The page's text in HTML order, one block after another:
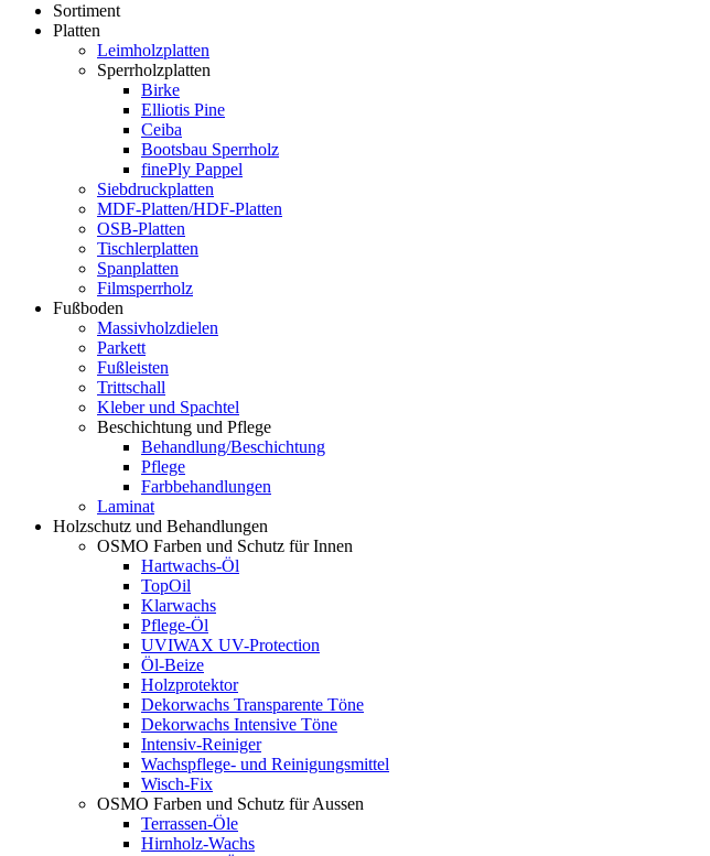
Sortiment
Platten
Leimholzplatten
Sperrholzplatten
Birke
Elliotis Pine
Ceiba
Bootsbau Sperrholz
finePly Pappel
Siebdruckplatten
MDF-Platten/HDF-Platten
OSB-Platten
Tischlerplatten
Spanplatten
Filmsperrholz
Fußboden
Massivholzdielen
Parkett
Fußleisten
Trittschall
Kleber und Spachtel
Beschichtung und Pflege
Behandlung/Beschichtung
Pflege
Farbbehandlungen
Laminat
Holzschutz und Behandlungen
OSMO Farben und Schutz für Innen
Hartwachs-Öl
TopOil
Klarwachs
Pflege-Öl
UVIWAX UV-Protection
Öl-Beize
Holzprotektor
Dekorwachs Transparente Töne
Dekorwachs Intensive Töne
Intensiv-Reiniger
Wachspflege- und Reinigungsmittel
Wisch-Fix
OSMO Farben und Schutz für Aussen
Terrassen-Öle
Hirnholz-Wachs